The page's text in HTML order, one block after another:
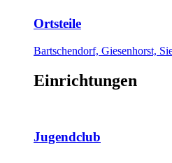
Ortsteile
Bartschendorf, Giesenhorst,
Einrichtungen
Jugendclub